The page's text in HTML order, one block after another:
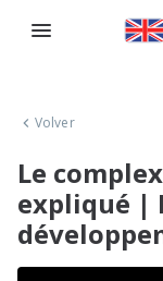
Volver
Le
expliqué |